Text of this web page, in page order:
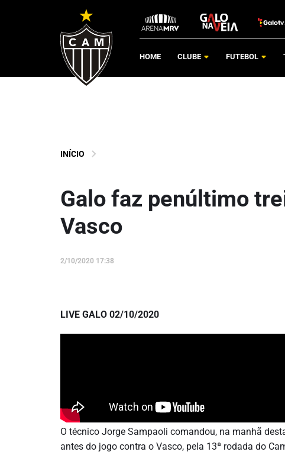
HOME CLUBE FUTEBOL
INÍCIO
Galo faz penúltimo
Vasco
2/10/2020 17:38
LIVE GALO 02/10/2020
O técnico Jorge Sampaoli comandou, na manhã
antes do jogo contra o Vasco, pela 13ª rodada do